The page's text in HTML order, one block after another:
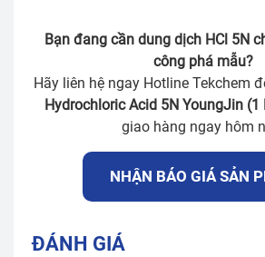
Bạn đang cần dung dịch HCl 5N
công phá mẫu?
Hãy liên hệ ngay Hotline Tekchem
Hydrochloric Acid 5N YoungJin (1
giao hàng ngay hôm
NHẬN BÁO GIÁ SẢN
ĐÁNH GIÁ